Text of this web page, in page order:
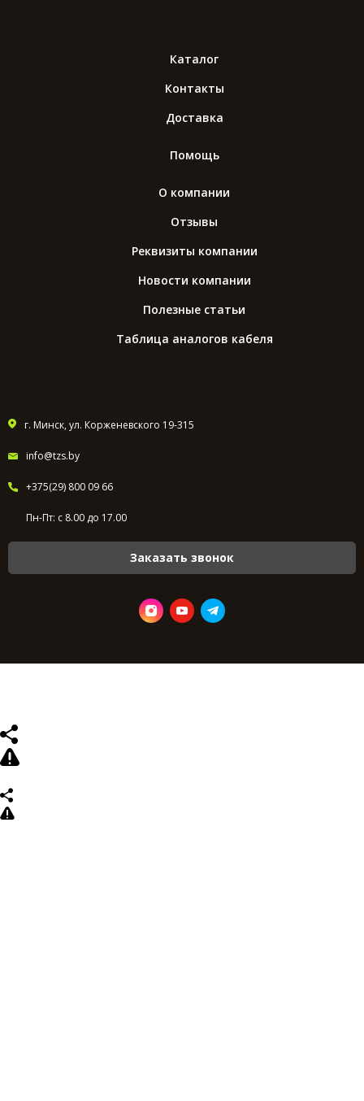
Каталог
Контакты
Доставка
Помощь
О компании
Отзывы
Реквизиты компании
Новости компании
Полезные статьи
Таблица аналогов кабеля
г. Минск, ул. Корженевского 19-315
info@tzs.by
+375(29) 800 09 66
Пн-Пт: с 8.00 до 17.00
Заказать звонок